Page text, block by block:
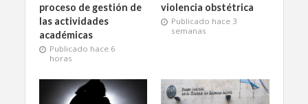
proceso de gestión de
las actividades
académicas
Publicado hace 6
horas
violencia obstétrica
Publicado hace 3
semanas